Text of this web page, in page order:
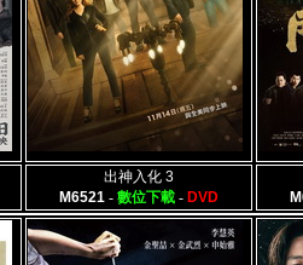
出神入化 3
M6521 - 數位下載 - DVD